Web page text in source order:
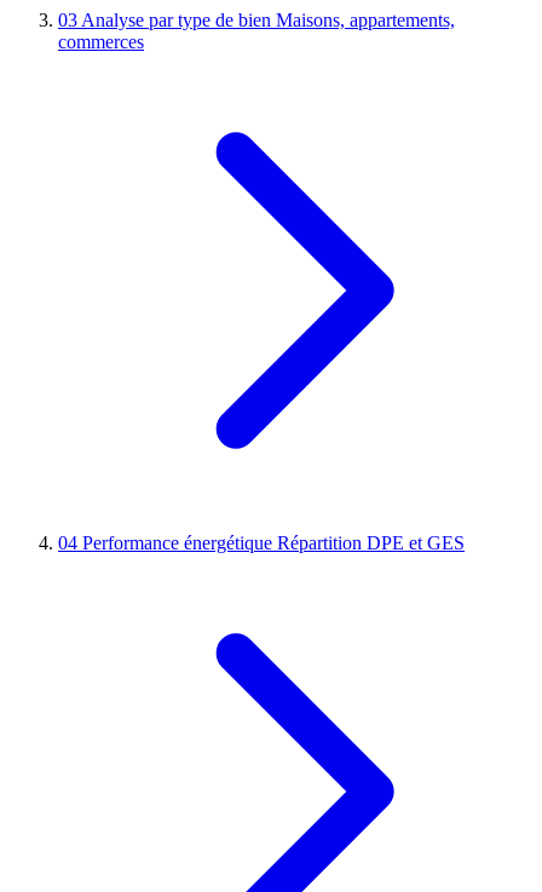
03 Analyse par type de bien Maisons, appartements,
commerces
04 Performance énergétique Répartition DPE et GES